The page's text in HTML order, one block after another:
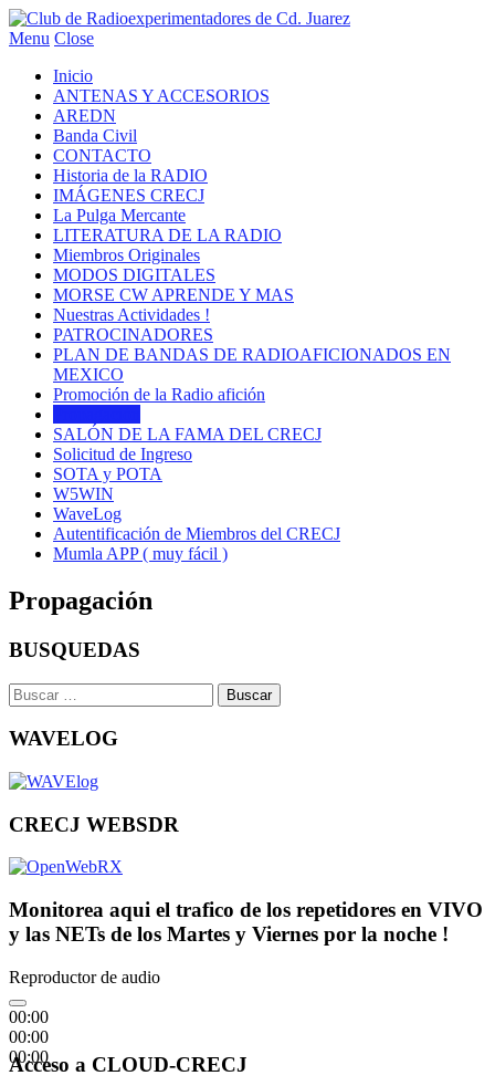
Menu Close
Inicio
ANTENAS Y ACCESORIOS
AREDN
Banda Civil
CONTACTO
Historia de la RADIO
IMÁGENES CRECJ
La Pulga Mercante
LITERATURA DE LA RADIO
Miembros Originales
MODOS DIGITALES
MORSE CW APRENDE Y MAS
Nuestras Actividades !
PATROCINADORES
PLAN DE BANDAS DE RADIOAFICIONADOS EN
MEXICO
Promoción de la Radio afición
SALÓN DE LA FAMA DEL CRECJ
Solicitud de Ingreso
SOTA y POTA
W5WIN
WaveLog
Autentificación de Miembros del CRECJ
Mumla APP ( muy fácil )
Propagación
BUSQUEDAS
Buscar:
WAVELOG
CRECJ WEBSDR
Monitorea aqui el trafico de los repetidores en VIVO
y las NETs de los Martes y Viernes por la noche !
Reproductor de audio
00:00
00:00
00:00
Acceso a CLOUD-CRECJ